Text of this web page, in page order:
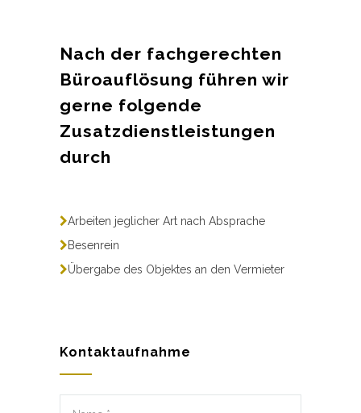
Nach der fachgerechten
Büroauflösung führen wir
gerne folgende
Zusatzdienstleistungen
durch
Arbeiten jeglicher Art nach Absprache
Besenrein
Übergabe des Objektes an den Vermieter
Kontaktaufnahme